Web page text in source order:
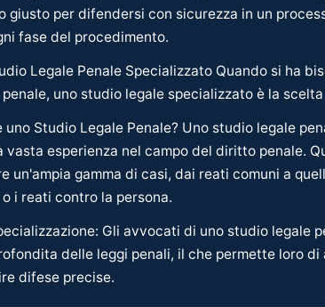
giusto per difendersi con sicurezza in un
fase del procedimento.
Legale Penale Specializzato Quando si ha
uno studio legale specializzato è la
uno Studio Legale Penale? Uno studio legale
vasta esperienza nel campo del diritto penale.
un'ampia gamma di casi, dai reati comuni a
i reati contro la persona.
Gli avvocati di uno studio legale
delle leggi penali, il che permette loro
difese precise.